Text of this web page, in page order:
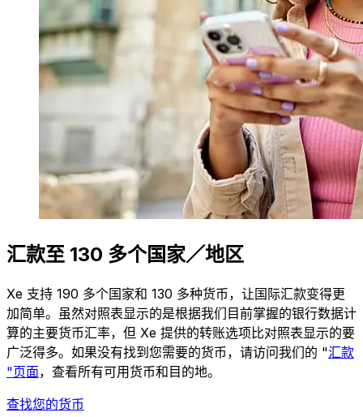
汇款至 130 多个国家／地区
Xe 支持 190 多个国家和 130 多种货币，让国际汇款变得更
加简单。虽然对照表显示的是根据我们目前掌握的银行数据计
算的主要货币汇率，但 Xe 提供的转账选项比对照表显示的要
广泛得多。如果没有找到您需要的货币，请访问我们的 "汇款
"页面，查看所有可用货币和目的地。
查找您的货币